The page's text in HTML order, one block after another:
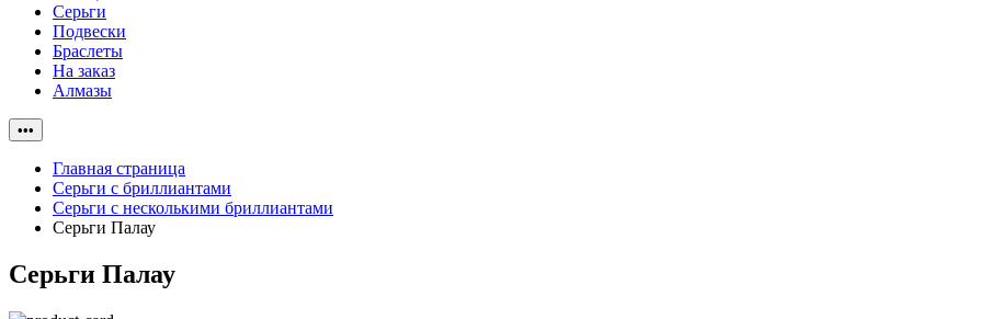
Серьги
Подвески
Браслеты
На заказ
Алмазы
•••
Главная страница
Серьги с бриллиантами
Серьги с несколькими бриллиантами
Серьги Палау
Серьги Палау